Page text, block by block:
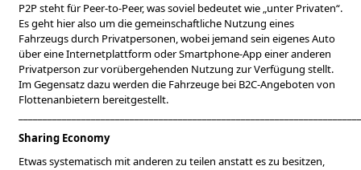
P2P steht für Peer-to-Peer, was soviel bedeutet wie „unter Privaten“.
Es geht hier also um die gemeinschaftliche Nutzung eines
Fahrzeugs durch Privatpersonen, wobei jemand sein eigenes Auto
über eine Internetplattform oder Smartphone-App einer anderen
Privatperson zur vorübergehenden Nutzung zur Verfügung stellt.
Im Gegensatz dazu werden die Fahrzeuge bei B2C-Angeboten von
Flottenanbietern bereitgestellt.
Sharing Economy
Etwas systematisch mit anderen zu teilen anstatt es zu besitzen,